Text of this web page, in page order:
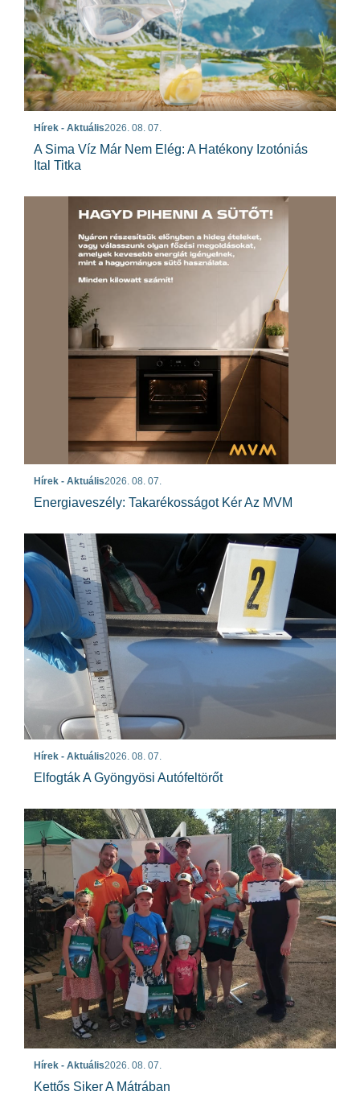
Hírek - Aktuális2026. 08. 07.
A Sima Víz Már Nem Elég: A Hatékony Izotóniás
Ital Titka
Hírek - Aktuális2026. 08. 07.
Energiaveszély: Takarékosságot Kér Az MVM
Hírek - Aktuális2026. 08. 07.
Elfogták A Gyöngyösi Autófeltörőt
Hírek - Aktuális2026. 08. 07.
Kettős Siker A Mátrában